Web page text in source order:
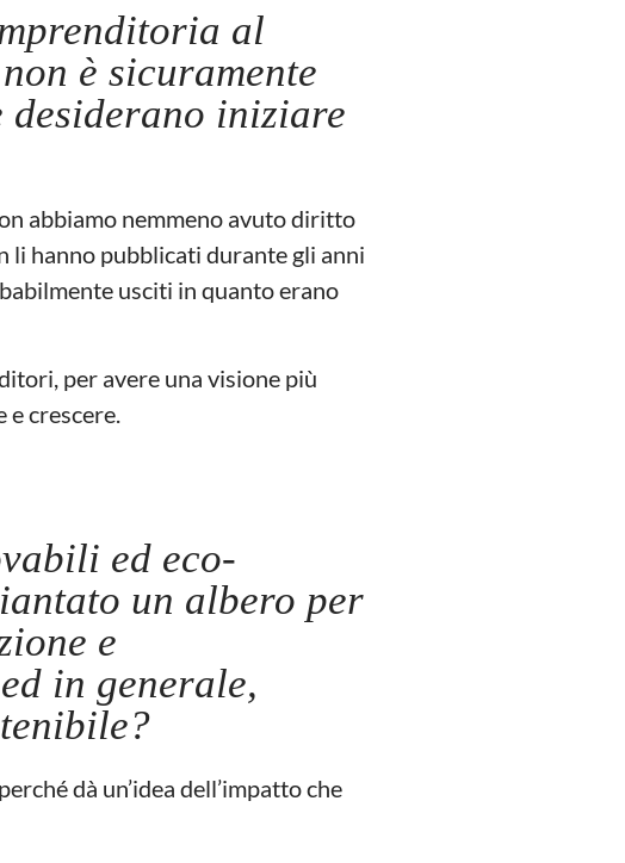
al
è sicuramente
iniziare
abbiamo nemmeno avuto diritto
li hanno pubblicati durante gli anni
usciti in quanto erano
per avere una visione più
e crescere.
ed eco-
un albero per
e
in generale,
dà un’idea dell’impatto che